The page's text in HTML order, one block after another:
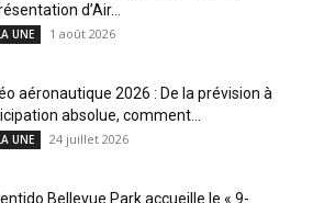
d’Air...
UNE 1 août 2026
aéronautique 2026 : De la prévision à
absolue, comment...
UNE 24 juillet 2026
Bellevue Park accueille le « 9-